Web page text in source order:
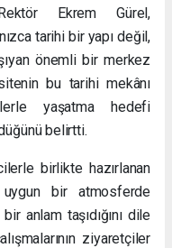
Ekrem Gürel,
tarihi bir yapı değil,
önemli bir merkez
bu tarihi mekânı
yaşatma hedefi
belirtti.
birlikte hazırlanan
uygun bir atmosferde
anlam taşıdığını dile
ziyaretçiler